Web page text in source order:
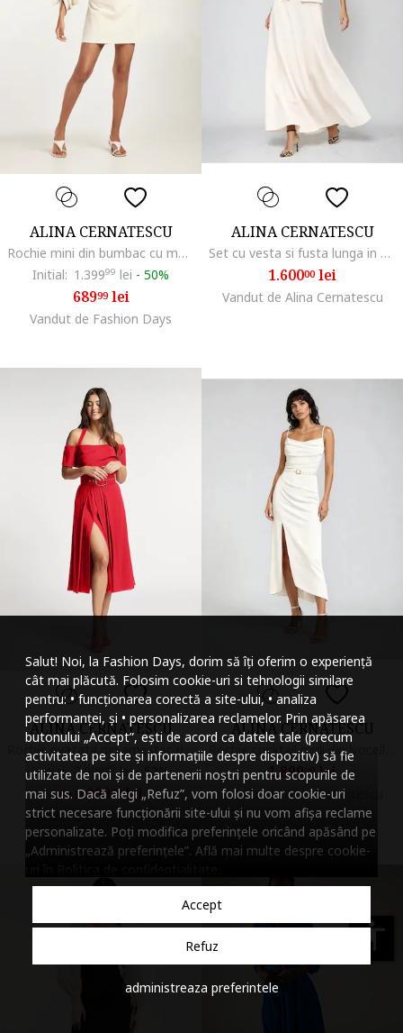
Salut! Noi, la Fashion Days, dorim să îți oferim o experiență
cât mai plăcută. Folosim cookie-uri si tehnologii similare
pentru: • funcționarea corectă a site-ului, • analiza
performanței, și • personalizarea reclamelor. Prin apăsarea
butonului „Accept”, ești de acord ca datele tale (precum
activitatea pe site și informațiile despre dispozitiv) să fie
utilizate de noi și de partenerii noștri pentru scopurile de
mai sus. Dacă alegi „Refuz”, vom folosi doar cookie-uri
strict necesare funcționării site-ului și nu vom afișa reclame
personalizate. Poți modifica preferințele oricând apăsând pe
„Administrează preferințele”. Află mai multe despre cookie-
Accept
Refuz
administreaza preferintele
ALINA CERNATESCU
Rochie mini din bumbac cu maneci cu volane Sonya, Bej deschis
Initial: 1.39999 lei - 50%
68999lei
Vandut de Fashion Days
ALINA CERNATESCU
Set cu vesta si fusta lunga in clini Moss, Alb
1.60000lei
Vandut de Alina Cernatescu
ALINA CERNATESCU
Rochie evazata din amestec de in cu slit lateral adanc Chimera, Rosu
Initial: 2.099 99 lei - 52%
de la989 99lei
Vandut de Fashion Days
ALINA CERNATESCU
1.89999 lei
Vandut de Alina Cernatescu
accessibility
Micsoreaza
Mareste spatierea
Micsoreaza
Mareste inaltimea
Micsoreaza
Inverseaza culorile
Nuante de gri
Cursor mare